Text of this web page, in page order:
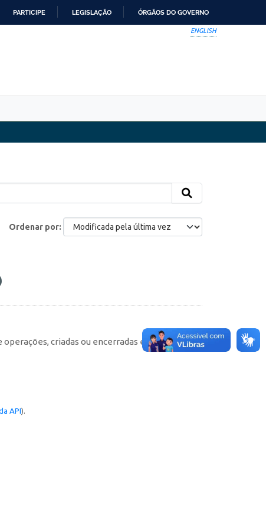
PARTICIPE LEGISLAÇÃO ÓRGÃOS DO GOVERNO
ENGLISH
Ordenar por
criadas ou encerradas em cada
API).